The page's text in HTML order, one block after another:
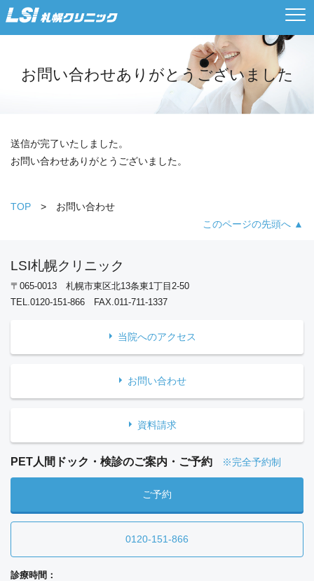
お問い合わせありがとうございました
送信が完了いたしました。
お問い合わせありがとうございました。
TOP
お問い合わせ
このページの先頭へ ▲
LSI札幌クリニック
〒065-0013 札幌市東区北13条東1丁目2-50
TEL.0120-151-866 FAX.011-711-1337
当院へのアクセス
お問い合わせ
資料請求
PET人間ドック・検診のご案内・ご予約 ※完全予約制
ご予約
0120-151-866
診療時間：